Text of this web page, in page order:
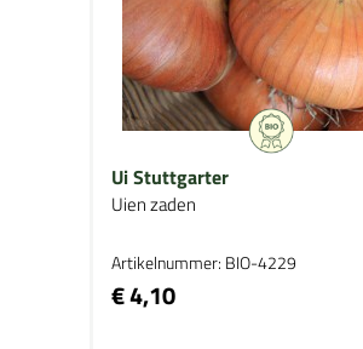
Ui Stuttgarter
Uien zaden
Artikelnummer: BIO-4229
€ 4,10